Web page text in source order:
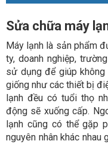
Sửa chữa máy
Máy lạnh là sản phẩm
ty, doanh nghiệp,
sử dụng để giúp
giống như các thiết bị
lạnh đều có tuổi thọ
động sẽ xuống cấp.
lạnh cũng có thể gặp
nguyên nhân khác nhau